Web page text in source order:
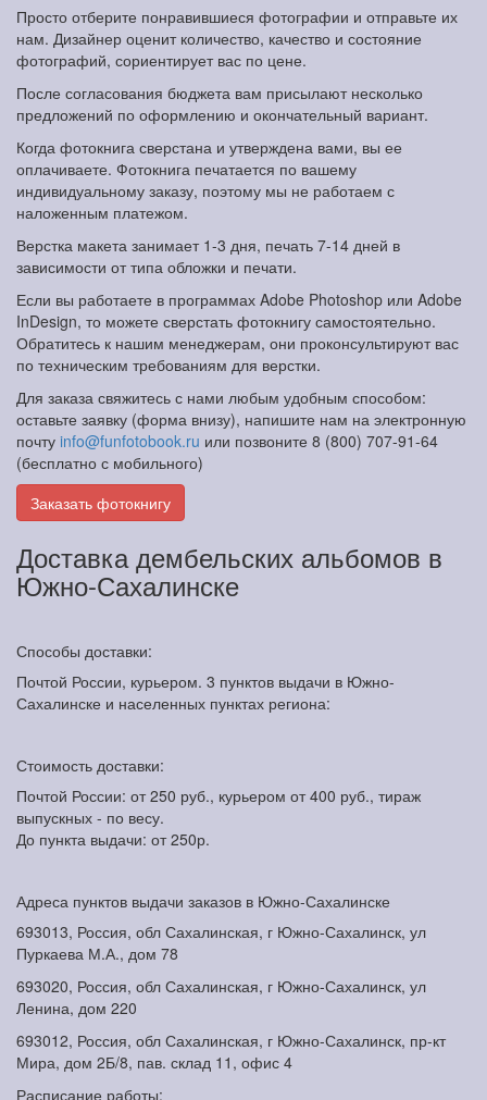
Просто отберите понравившиеся фотографии и отправьте их
нам. Дизайнер оценит количество, качество и состояние
фотографий, сориентирует вас по цене.
После согласования бюджета вам присылают несколько
предложений по оформлению и окончательный вариант.
Когда фотокнига сверстана и утверждена вами, вы ее
оплачиваете. Фотокнига печатается по вашему
индивидуальному заказу, поэтому мы не работаем с
наложенным платежом.
Верстка макета занимает 1-3 дня, печать 7-14 дней в
зависимости от типа обложки и печати.
Если вы работаете в программах Adobe Photoshop или Adobe
InDesign, то можете сверстать фотокнигу самостоятельно.
Обратитесь к нашим менеджерам, они проконсультируют вас
по техническим требованиям для верстки.
Для заказа свяжитесь с нами любым удобным способом:
оставьте заявку (форма внизу), напишите нам на электронную
почту info@funfotobook.ru или позвоните 8 (800) 707-91-64
(бесплатно с мобильного)
Заказать фотокнигу
Доставка дембельских альбомов в
Южно-Сахалинске
Способы доставки:
Почтой России, курьером. 3 пунктов выдачи в Южно-
Сахалинске и населенных пунктах региона:
Стоимость доставки:
Почтой России: от 250 руб., курьером от 400 руб., тираж
выпускных - по весу.
До пункта выдачи: от 250р.
Адреса пунктов выдачи заказов в Южно-Сахалинске
693013, Россия, обл Сахалинская, г Южно-Сахалинск, ул
Пуркаева М.А., дом 78
693020, Россия, обл Сахалинская, г Южно-Сахалинск, ул
Ленина, дом 220
693012, Россия, обл Сахалинская, г Южно-Сахалинск, пр-кт
Мира, дом 2Б/8, пав. склад 11, офис 4
Расписание работы: